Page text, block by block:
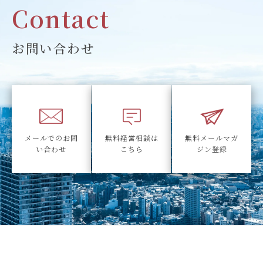
Contact
お問い合わせ
メールでのお問
い合わせ
無料経営相談は
こちら
無料メールマガ
ジン登録